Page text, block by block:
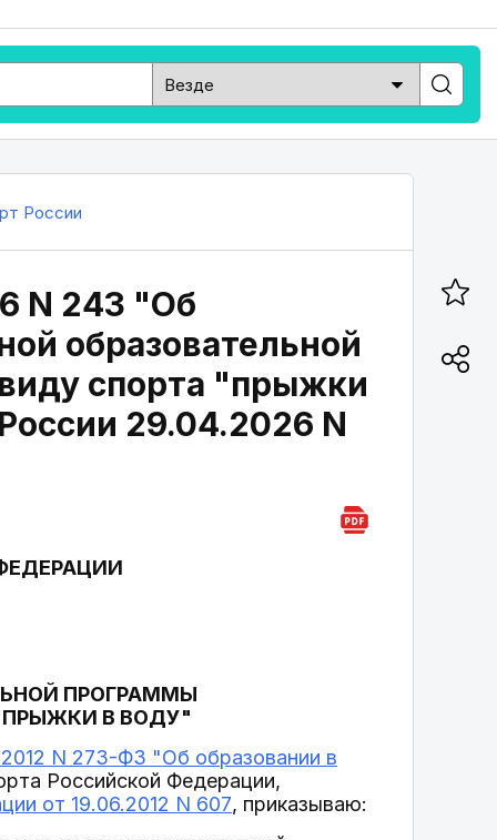
России
N 243 "Об
образовательной
спорта "прыжки
29.04.2026 N
ПРОГРАММЫ
В ВОДУ"
N 273-ФЗ "Об образовании в
Российской Федерации,
от 19.06.2012 N 607, приказываю: